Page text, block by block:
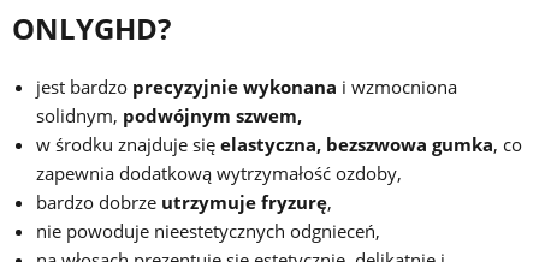
ONLYGHD?
jest bardzo precyzyjnie wykonana i wzmocniona
solidnym, podwójnym szwem,
w środku znajduje się elastyczna, bezszwowa gumka, co
zapewnia dodatkową wytrzymałość ozdoby,
bardzo dobrze utrzymuje fryzurę,
nie powoduje nieestetycznych odgnieceń,